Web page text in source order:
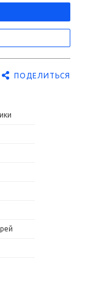
ПОДЕЛИТЬСЯ